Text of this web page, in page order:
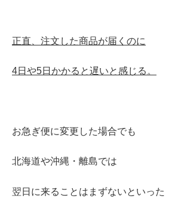
正直、注文した商品が届くのに
4日や5日かかると遅いと感じる。
お急ぎ便に変更した場合でも
北海道や沖縄・離島では
翌日に来ることはまずないといった